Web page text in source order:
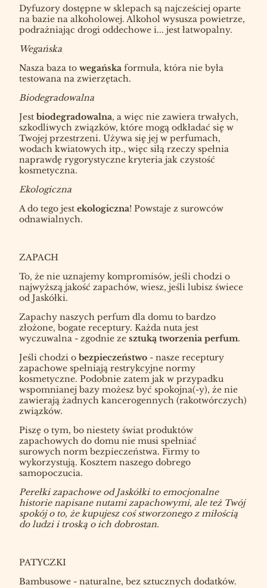
Dyfuzory dostępne w sklepach są najcześciej oparte
na bazie na alkoholowej. Alkohol wysusza powietrze,
podrażniając drogi oddechowe i... jest łatwopalny.
Wegańska
Nasza baza to wegańska formuła, która nie była
testowana na zwierzętach.
Biodegradowalna
Jest biodegradowalna, a więc nie zawiera trwałych,
szkodliwych związków, które mogą odkładać się w
Twojej przestrzeni. Używa się jej w perfumach,
wodach kwiatowych itp., więc siłą rzeczy spełnia
naprawdę rygorystyczne kryteria jak czystość
kosmetyczna.
Ekologiczna
A do tego jest ekologiczna! Powstaje z surowców
odnawialnych.
ZAPACH
To, że nie uznajemy kompromisów, jeśli chodzi o
najwyższą jakość zapachów, wiesz, jeśli lubisz świece
od Jaskółki.
Zapachy naszych perfum dla domu to bardzo
złożone, bogate receptury. Każda nuta jest
wyczuwalna - zgodnie ze sztuką tworzenia perfum.
Jeśli chodzi o bezpieczeństwo - nasze receptury
zapachowe spełniają restrykcyjne normy
kosmetyczne. Podobnie zatem jak w przypadku
wspomnianej bazy możesz być spokojna(-y), że nie
zawierają żadnych kancerogennych (rakotwórczych)
związków.
Piszę o tym, bo niestety świat produktów
zapachowych do domu nie musi spełniać
surowych norm bezpieczeństwa. Firmy to
wykorzystują. Kosztem naszego dobrego
samopoczucia.
Perełki zapachowe od Jaskółki to emocjonalne
historie napisane nutami zapachowymi, ale też Twój
spokój o to, że kupujesz coś stworzonego z miłością
do ludzi i troską o ich dobrostan.
PATYCZKI
Bambusowe - naturalne, bez sztucznych dodatków.